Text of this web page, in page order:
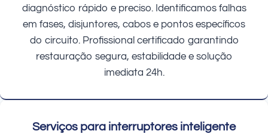
diagnóstico rápido e preciso. Identificamos falhas
em fases, disjuntores, cabos e pontos específicos
do circuito. Profissional certificado garantindo
restauração segura, estabilidade e solução
imediata 24h.
Serviços para interruptores inteligente